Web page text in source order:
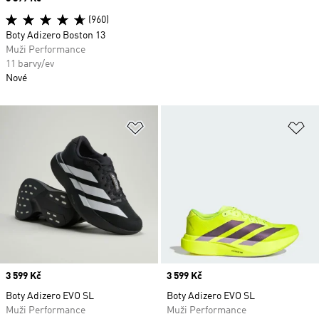
Price
3 599 Kč
Boty Adizero EVO SL
Muži Performance
Price
3 599 Kč
Boty Adizero EVO SL
Muži Performance
(960)
Boty Adizero Boston 13
Muži Performance
11 barvy/ev
Nové